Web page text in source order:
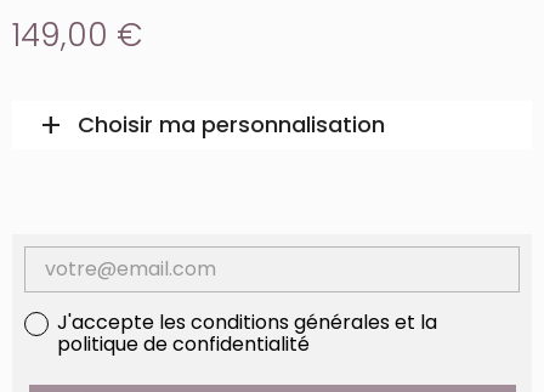
149,00 €
add Choisir ma personnalisation
remove Fermer la personnalisation
J'accepte les conditions générales et la
politique de confidentialité